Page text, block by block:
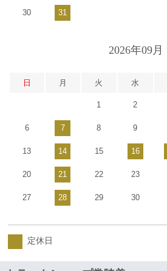
30 31
2026年09月
日 月 火 水
1 2
6 7 8 9
13 14 15 16
20 21 22 23
27 28 29 30
定休日